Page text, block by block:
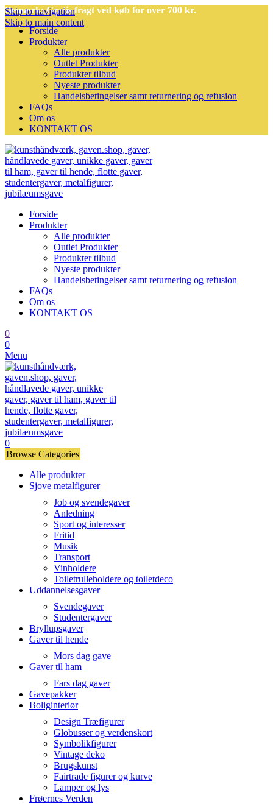
Skip to navigation
Skip to main content
Bemærk: Gratis fragt ved køb for over 700 kr.
Forside
Produkter
Alle produkter
Outlet Produkter
Produkter tilbud
Nyeste produkter
Handelsbetingelser samt returnering og refusion
FAQs
Om os
KONTAKT OS
Forside
Produkter
Alle produkter
Outlet Produkter
Produkter tilbud
Nyeste produkter
Handelsbetingelser samt returnering og refusion
FAQs
Om os
KONTAKT OS
0
0
Menu
0
Browse Categories
Alle produkter
Sjove metalfigurer
Job og svendegaver
Anledning
Sport og interesser
Fritid
Musik
Transport
Vinholdere
Toiletrulleholdere og toiletdeco
Uddannelsesgaver
Svendegaver
Studentergaver
Bryllupsgaver
Gaver til hende
Mors dag gave
Gaver til ham
Fars dag gaver
Gavepakker
Boliginteriør
Design Træfigurer
Globusser og verdenskort
Symbolikfigurer
Vintage deko
Brugskunst
Fairtrade figurer og kurve
Lamper og lys
Frøernes Verden